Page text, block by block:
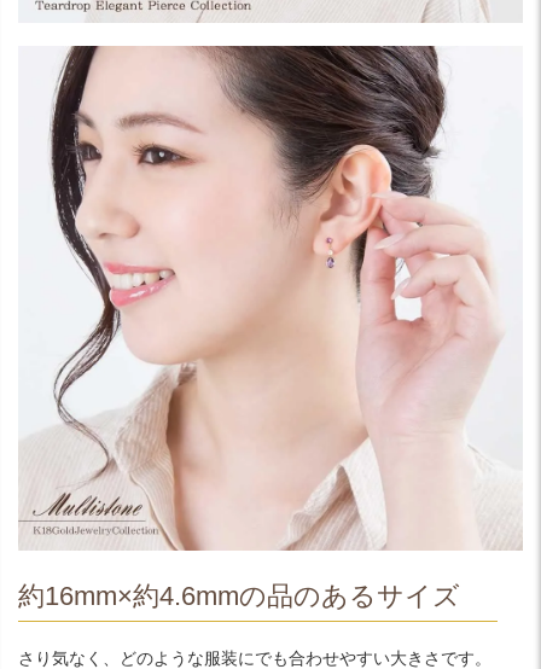
約16mm×約4.6mmの品のあるサイズ
さり気なく、どのような服装にでも合わせやすい大きさです。